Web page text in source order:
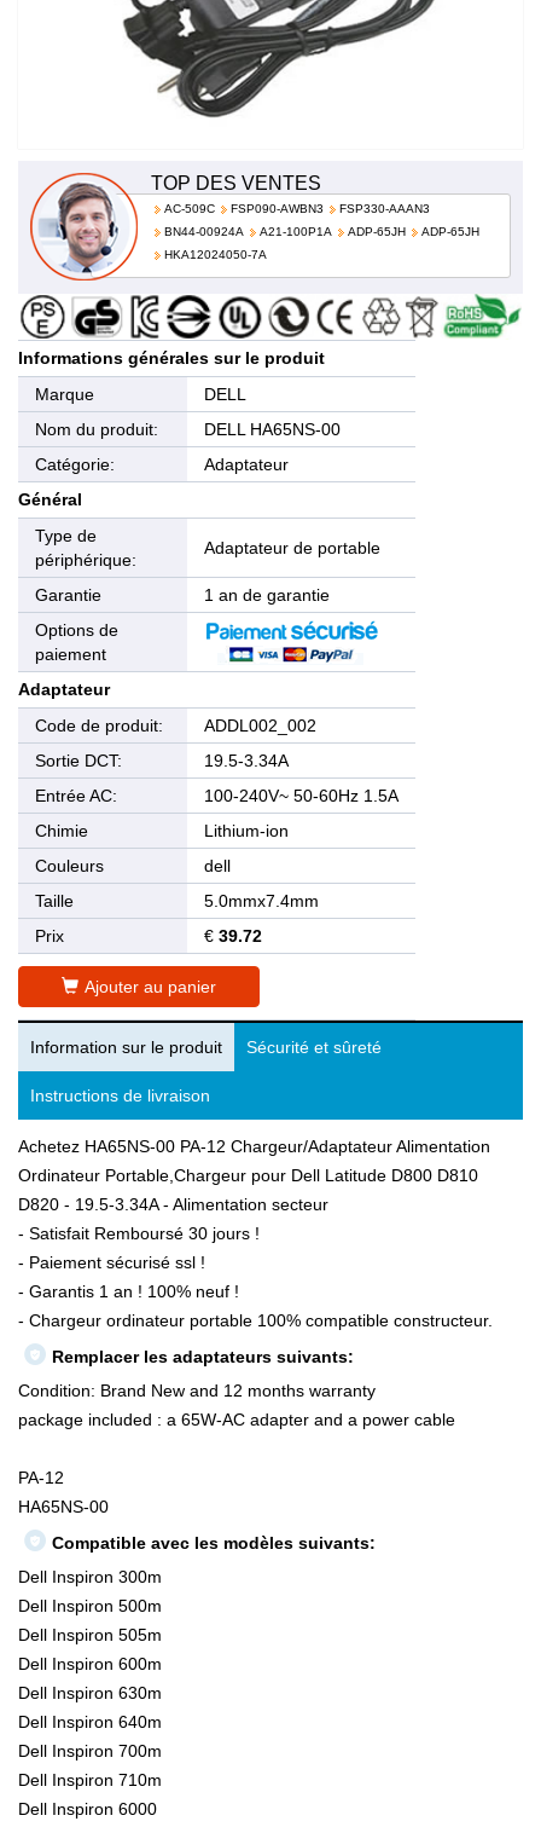
TOP DES VENTES
AC-509C FSP090-AWBN3
FSP330-AAAN3
BN44-00924A
A21-100P1A ADP-65JH
ADP-65JH
HKA12024050-7A
Informations générales sur le produit
Marque
DELL
Nom du produit:
DELL HA65NS-00
Catégorie:
Adaptateur
Général
Type de
périphérique:
Adaptateur de portable
Garantie
1 an de garantie
Options de
paiement
Adaptateur
Code de produit:
ADDL002_002
Sortie DCT:
19.5-3.34A
Entrée AC:
100-240V~ 50-60Hz 1.5A
Chimie
Lithium-ion
Couleurs
dell
Taille
5.0mmx7.4mm
Prix
€ 39.72
Ajouter au panier
Information sur le produit Sécurité et sûreté
Instructions de livraison
Achetez HA65NS-00 PA-12 Chargeur/Adaptateur Alimentation
Ordinateur Portable,Chargeur pour Dell Latitude D800 D810
D820 - 19.5-3.34A - Alimentation secteur
- Satisfait Remboursé 30 jours !
- Paiement sécurisé ssl !
- Garantis 1 an ! 100% neuf !
- Chargeur ordinateur portable 100% compatible constructeur.
Remplacer les adaptateurs suivants:
Condition: Brand New and 12 months warranty
package included : a 65W-AC adapter and a power cable
PA-12
HA65NS-00
Compatible avec les modèles suivants:
Dell Inspiron 300m
Dell Inspiron 500m
Dell Inspiron 505m
Dell Inspiron 600m
Dell Inspiron 630m
Dell Inspiron 640m
Dell Inspiron 700m
Dell Inspiron 710m
Dell Inspiron 6000